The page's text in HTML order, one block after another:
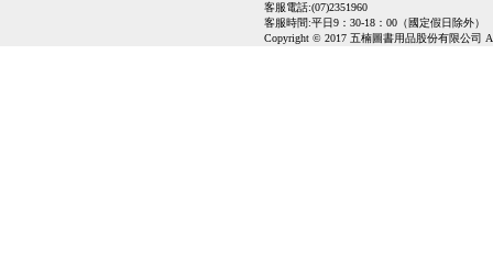
客服電話:(07)2351960
客服時間:平日9：30-18：00（國定假日除外）
Copyright © 2017 五楠圖書用品股份有限公司